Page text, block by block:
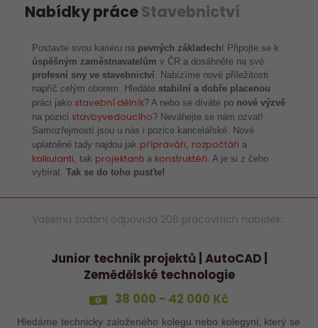
Nabídky práceStavebnictví
Postavte svou kariéru na pevných základech! Připojte se k
úspěšným zaměstnavatelům v ČR a dosáhněte na své
profesní sny ve stavebnictví. Nabízíme nové příležitosti
napříč celým oborem. Hledáte stabilní a dobře placenou
práci jako stavební dělník? A nebo se díváte po nové výzvě
na pozici stavbyvedoucího? Neváhejte se nám ozvat!
Samozřejmostí jsou u nás i pozice kancelářské. Nové
uplatněné tady najdou jak přípraváři, rozpočtáři a
kalkulanti, tak projektanti a konstruktéři. A je si z čeho
vybírat.Tak se do toho pusťte!
Vašemu zadání odpovídá 206 pracovních nabídek:
Junior technik projektů | AutoCAD |
Zemědělské technologie
38 000 - 42 000 Kč
Hledáme technicky založeného kolegu nebo kolegyni, který se